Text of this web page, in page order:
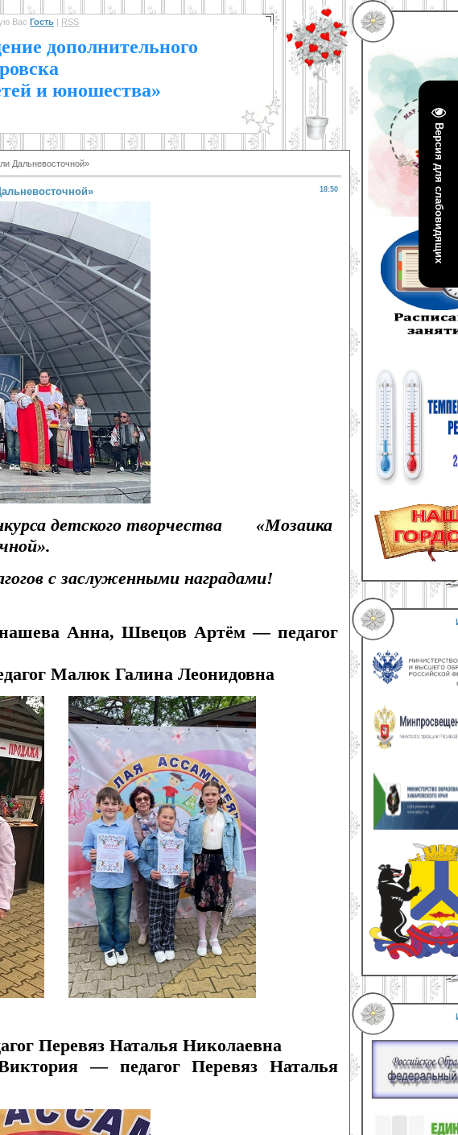
Версия для слабовидящих
Вас Гость | RSS
дополнительного
и юношества»
Дальневосточной»
18:50
детского творчества «Мозаика
с заслуженными наградами!
Анна, Швецов Артём — педагог
Малюк Галина Леонидовна
Перевяз Наталья Николаевна
— педагог Перевяз Наталья